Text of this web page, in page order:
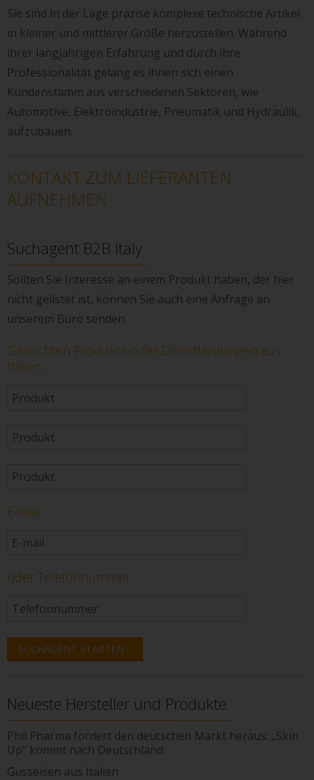
Sie sind in der Lage präzise komplexe technische Artikel
in kleiner und mittlerer Größe herzustellen. Während
ihrer langjährigen Erfahrung und durch ihre
Professionalität gelang es ihnen sich einen
Kundenstamm aus verschiedenen Sektoren, wie
Automotive, Elektroindustrie, Pneumatik und Hydraulik,
aufzubauen.
KONTAKT ZUM LIEFERANTEN
AUFNEHMEN
Suchagent B2B Italy
Sollten Sie Interesse an einem Produkt haben, der hier
nicht gelistet ist, können Sie auch eine Anfrage an
unserem Büro senden.
Gesuchten Produkte oder Dienstleistungen aus
Italien
E-mail
oder Telefonnummer
Neueste Hersteller und Produkte
Phil Pharma fordert den deutschen Markt heraus: „Skin
Up“ kommt nach Deutschland
Gusseisen aus Italien